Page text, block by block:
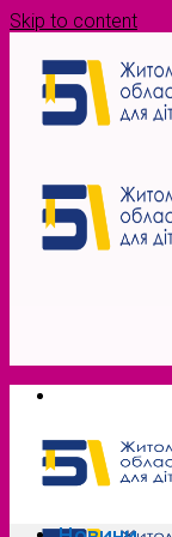
Skip to content